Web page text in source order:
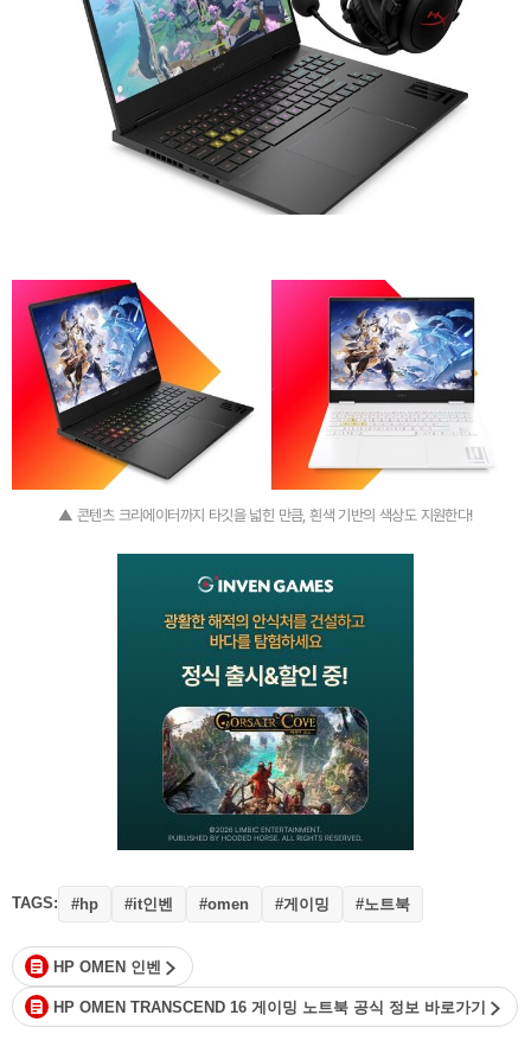
▲ 콘텐츠 크리에이터까지 타깃을 넓힌 만큼, 흰색 기반의 색상도 지원한다!
TAGS: #hp #it인벤 #omen #게이밍 #노트북
HP OMEN 인벤
HP OMEN TRANSCEND 16 게이밍 노트북 공식 정보 바로가기